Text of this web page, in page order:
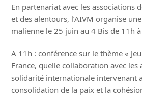
En partenariat avec les associations
et des alentours, l’AIVM organise
malienne le 25 juin au 4 Bis de 11h
A 11h : conférence sur le thème «
France, quelle collaboration avec les
solidarité internationale intervenant
consolidation de la paix et la